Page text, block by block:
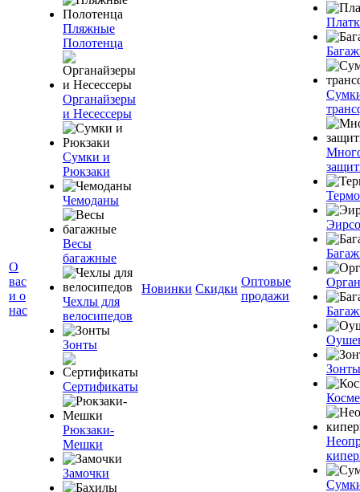
О
вас
и о
нас
Пляжные
Полотенца
Органайзеры
и Несессеры
Сумки и
Рюкзаки
Чемоданы
Весы
багажные
Чехлы для
велосипедов
Зонты
Сертификаты
Рюкзаки-
Мешки
Замочки
Новинки Скидки
Оптовые
продажи
Зонты